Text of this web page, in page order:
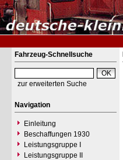
Fahrzeug-Schnellsuche
zur erweiterten Suche
Navigation
Einleitung
Beschaffungen 1930
Leistungsgruppe I
Leistungsgruppe II